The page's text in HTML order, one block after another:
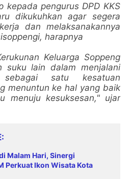
kepada pengurus DPD KKS
dikukuhkan agar segera
dan melaksanakannya
harapnya
Keluarga Soppeng
suku lain dalam menjalani
satu kesatuan
menuntun ke hal yang baik
menuju kesuksesan," ujar
Malam Hari, Sinergi
Perkuat Ikon Wisata Kota